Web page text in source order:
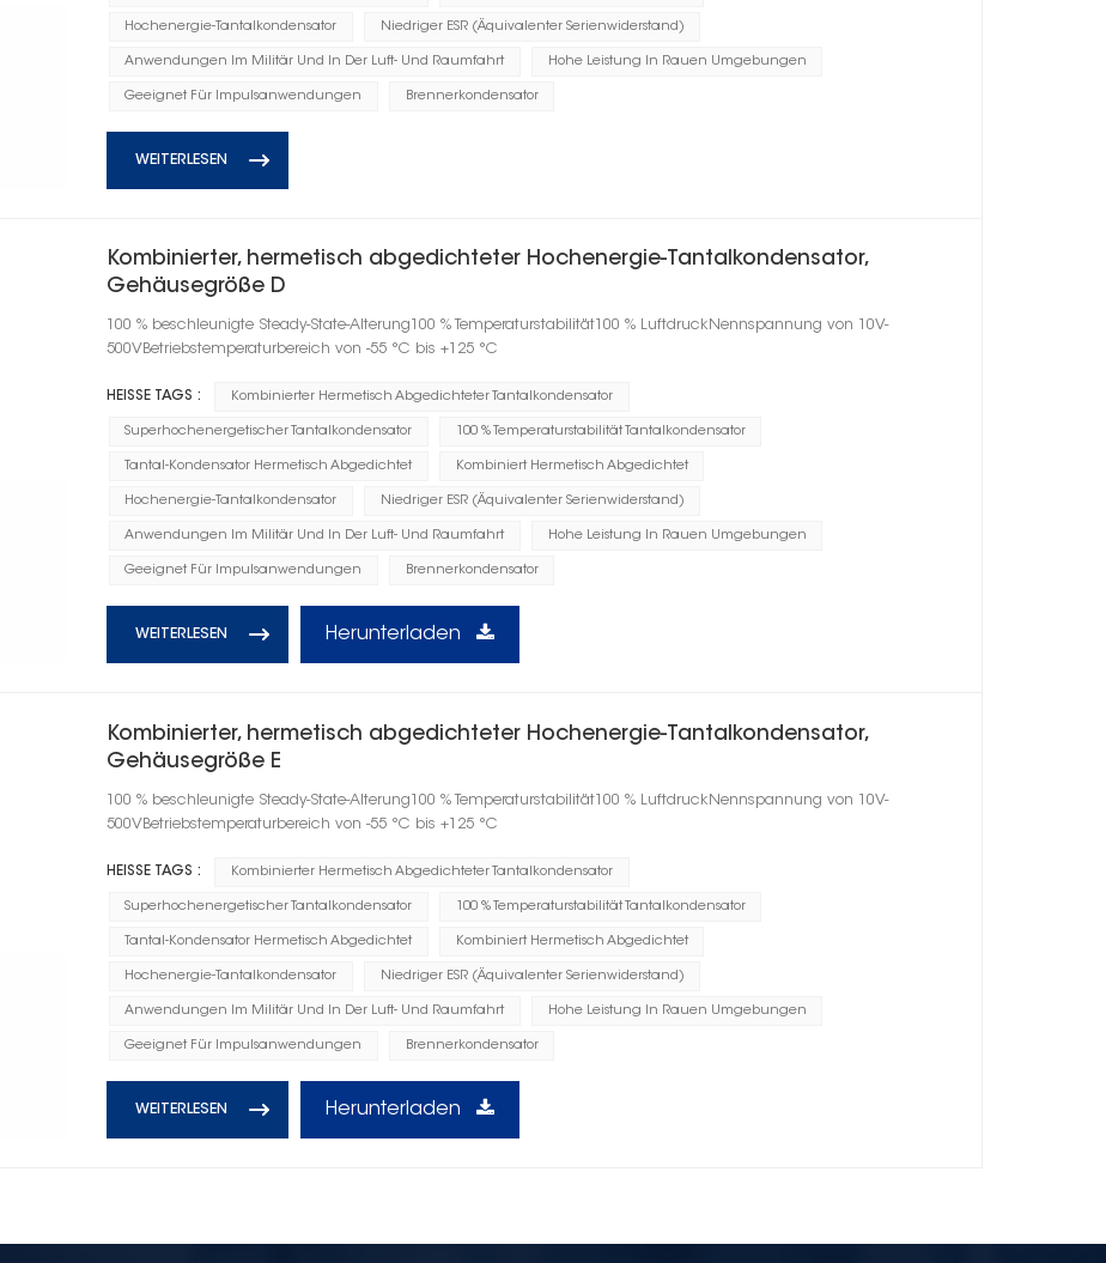
Hochenergie-Tantalkondensator Niedriger ESR (Äquivalenter Serienwiderstand)
Anwendungen Im Militär Und In Der Luft- Und Raumfahrt Hohe Leistung In Rauen Umgebungen
Geeignet Für Impulsanwendungen Brennerkondensator
WEITERLESEN
Kombinierter, hermetisch abgedichteter Hochenergie-Tantalkondensator,
Gehäusegröße D
100 % beschleunigte Steady-State-Alterung100 % Temperaturstabilität100 % LuftdruckNennspannung von 10V-
500VBetriebstemperaturbereich von -55 °C bis +125 °C
HEISSE TAGS : Kombinierter Hermetisch Abgedichteter Tantalkondensator
Superhochenergetischer Tantalkondensator 100 % Temperaturstabilität Tantalkondensator
Tantal-Kondensator Hermetisch Abgedichtet Kombiniert Hermetisch Abgedichtet
Hochenergie-Tantalkondensator Niedriger ESR (Äquivalenter Serienwiderstand)
Anwendungen Im Militär Und In Der Luft- Und Raumfahrt Hohe Leistung In Rauen Umgebungen
Geeignet Für Impulsanwendungen Brennerkondensator
WEITERLESEN Herunterladen
Kombinierter, hermetisch abgedichteter Hochenergie-Tantalkondensator,
Gehäusegröße E
100 % beschleunigte Steady-State-Alterung100 % Temperaturstabilität100 % LuftdruckNennspannung von 10V-
500VBetriebstemperaturbereich von -55 °C bis +125 °C
HEISSE TAGS : Kombinierter Hermetisch Abgedichteter Tantalkondensator
Superhochenergetischer Tantalkondensator 100 % Temperaturstabilität Tantalkondensator
Tantal-Kondensator Hermetisch Abgedichtet Kombiniert Hermetisch Abgedichtet
Hochenergie-Tantalkondensator Niedriger ESR (Äquivalenter Serienwiderstand)
Anwendungen Im Militär Und In Der Luft- Und Raumfahrt Hohe Leistung In Rauen Umgebungen
Geeignet Für Impulsanwendungen Brennerkondensator
WEITERLESEN Herunterladen